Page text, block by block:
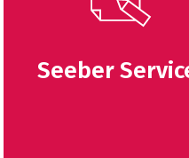
Seeber